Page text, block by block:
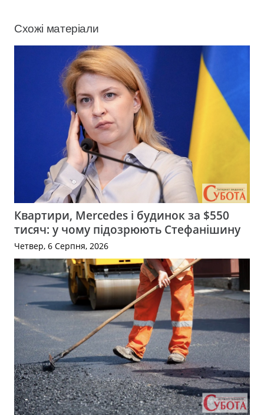
Схожі матеріали
Квартири, Mercedes і будинок за $550
тисяч: у чому підозрюють Стефанішину
Четвер, 6 Серпня, 2026